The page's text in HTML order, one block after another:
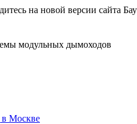
на новой версии сайта
модульных дымоходов
в Москве